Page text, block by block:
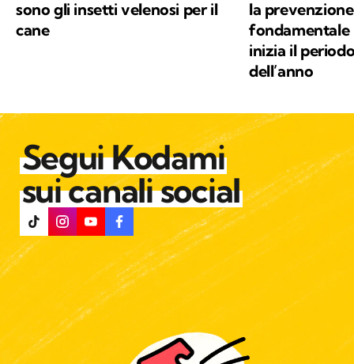
sono gli insetti velenosi per il
cane
la
fondamentale
inizia il
dell’anno
Segui Kodami
sui canali social